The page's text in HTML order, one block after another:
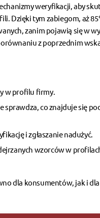
weryfikacji, aby
Dzięki tym zabiegom, aż
zanim pojawią się w
z poprzednim
w profilu firmy.
sprawdza, co znajduje się
i zgłaszanie nadużyć.
wzorców w
dla konsumentów, jak i dla